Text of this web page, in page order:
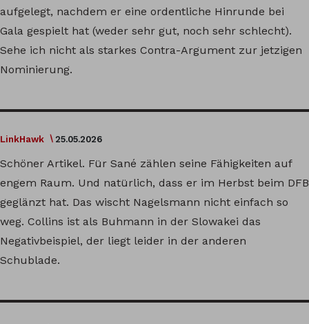
aufgelegt, nachdem er eine ordentliche Hinrunde bei
Gala gespielt hat (weder sehr gut, noch sehr schlecht).
Sehe ich nicht als starkes Contra-Argument zur jetzigen
Nominierung.
LinkHawk 25.05.2026
Schöner Artikel. Für Sané zählen seine Fähigkeiten auf
engem Raum. Und natürlich, dass er im Herbst beim DFB
geglänzt hat. Das wischt Nagelsmann nicht einfach so
weg. Collins ist als Buhmann in der Slowakei das
Negativbeispiel, der liegt leider in der anderen
Schublade.